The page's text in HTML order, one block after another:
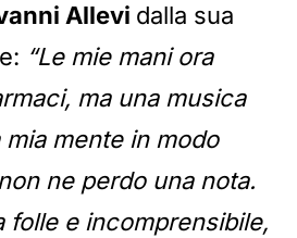
Allevi dalla sua
“Le mie mani ora
ma una musica
mente in modo
ne perdo una nota.
folle e incomprensibile,